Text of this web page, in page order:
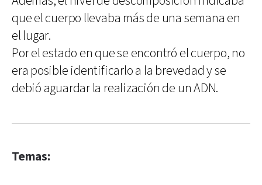
que el cuerpo llevaba más de una semana en
el lugar.
Por el estado en que se encontró el cuerpo, no
era posible identificarlo a la brevedad y se
debió aguardar la realización de un ADN.
Temas: